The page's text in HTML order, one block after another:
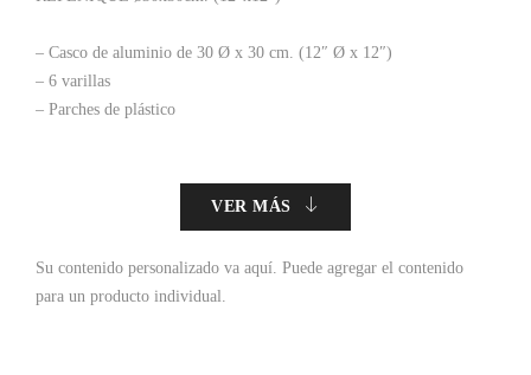
– Casco de aluminio de 30 Ø x 30 cm. (12″ Ø x 12″)
– 6 varillas
– Parches de plástico
VER MÁS
Su contenido personalizado va aquí. Puede agregar el contenido
para un producto individual.